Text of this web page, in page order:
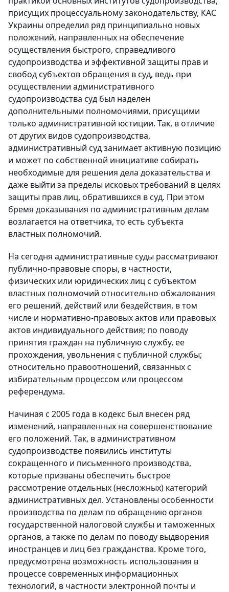
присущих процессуальному законодательству, КАС
Украины определил ряд принципиально новых
положений, направленных на обеспечение
осуществления быстрого, справедливого
судопроизводства и эффективной защиты прав и
свобод субъектов обращения в суд, ведь при
осуществлении административного
судопроизводства суд был наделен
дополнительными полномочиями, присущими
только административной юстиции. Так, в отличие
от других видов судопроизводства,
административный суд занимает активную позицию
и может по собственной инициативе собирать
необходимые для решения дела доказательства и
даже выйти за пределы исковых требований в целях
защиты прав лиц, обратившихся в суд. При этом
бремя доказывания по административным делам
возлагается на ответчика, то есть субъекта
властных полномочий.
На сегодня административные суды рассматривают
публично-правовые споры, в частности,
физических или юридических лиц с субъектом
властных полномочий относительно обжалования
его решений, действий или бездействия, в том
числе и нормативно-правовых актов или правовых
актов индивидуального действия; по поводу
принятия граждан на публичную службу, ее
прохождения, увольнения с публичной службы;
относительно правоотношений, связанных с
избирательным процессом или процессом
референдума.
Начиная с 2005 года в кодекс был внесен ряд
изменений, направленных на совершенствование
его положений. Так, в административном
судопроизводстве появились институты
сокращенного и письменного производства,
которые призваны обеспечить быстрое
рассмотрение отдельных (несложных) категорий
административных дел. Установлены особенности
производства по делам по обращению органов
государственной налоговой службы и таможенных
органов, а также по делам по поводу выдворения
иностранцев и лиц без гражданства. Кроме того,
предусмотрена возможность использования в
процессе современных информационных
технологий, в частности электронной почты и